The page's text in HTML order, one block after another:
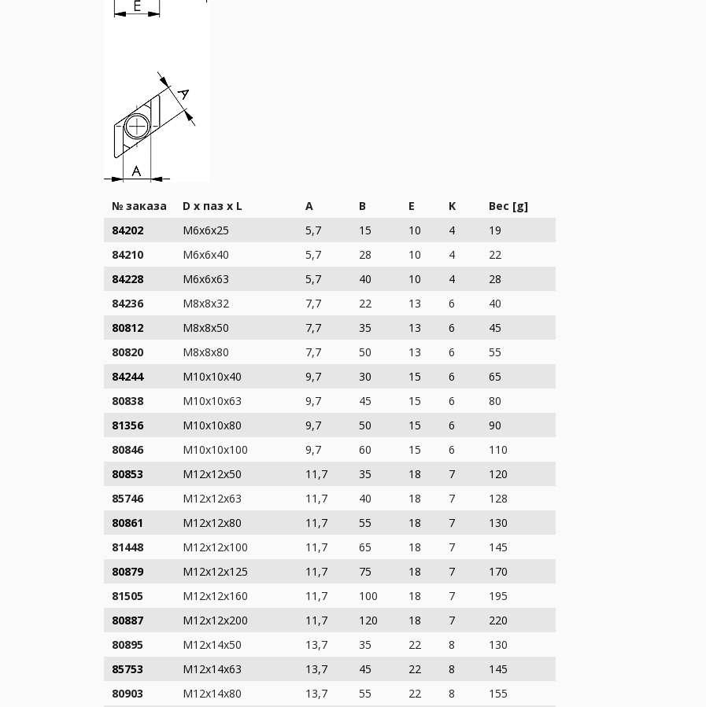
№ заказа D x паз x L A B E K
Вес [g]
84202
M6x6x25 5,7 15 10 4
19
84210
M6x6x40 5,7 28 10 4
22
84228
M6x6x63 5,7 40 10 4
28
84236
M8x8x32 7,7 22 13 6
40
80812
M8x8x50 7,7 35 13 6
45
80820
M8x8x80 7,7 50 13 6
55
84244
M10x10x40 9,7 30 15 6
65
80838
M10x10x63 9,7 45 15 6
80
81356
M10x10x80 9,7 50 15 6
90
80846
M10x10x100 9,7 60 15 6
110
80853
M12x12x50 11,7 35 18 7
120
85746
M12x12x63 11,7 40 18 7
128
80861
M12x12x80 11,7 55 18 7
130
81448
M12x12x100 11,7 65 18 7
145
80879
M12x12x125 11,7 75 18 7
170
81505
M12x12x160 11,7 100 18 7
195
80887
M12x12x200 11,7 120 18 7
220
80895
M12x14x50 13,7 35 22 8
130
85753
M12x14x63 13,7 45 22 8
145
80903
M12x14x80 13,7 55 22 8
155